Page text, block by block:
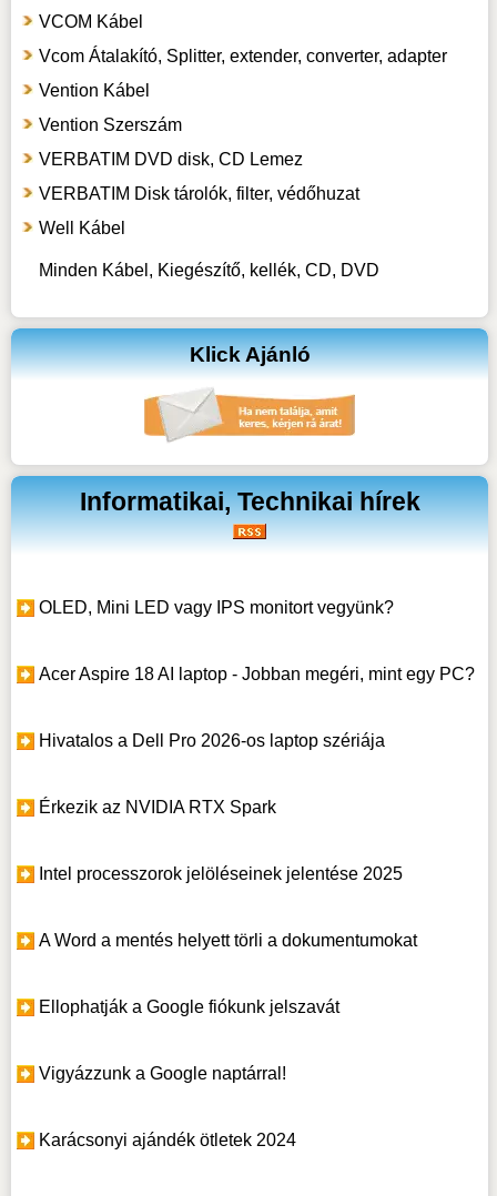
VCOM Kábel
Vcom Átalakító, Splitter, extender, converter, adapter
Vention Kábel
Vention Szerszám
VERBATIM DVD disk, CD Lemez
VERBATIM Disk tárolók, filter, védőhuzat
Well Kábel
Minden Kábel, Kiegészítő, kellék, CD, DVD
Klick Ajánló
Informatikai, Technikai hírek
OLED, Mini LED vagy IPS monitort vegyünk?
Acer Aspire 18 AI laptop - Jobban megéri, mint egy PC?
Hivatalos a Dell Pro 2026-os laptop szériája
Érkezik az NVIDIA RTX Spark
Intel processzorok jelöléseinek jelentése 2025
A Word a mentés helyett törli a dokumentumokat
Ellophatják a Google fiókunk jelszavát
Vigyázzunk a Google naptárral!
Karácsonyi ajándék ötletek 2024